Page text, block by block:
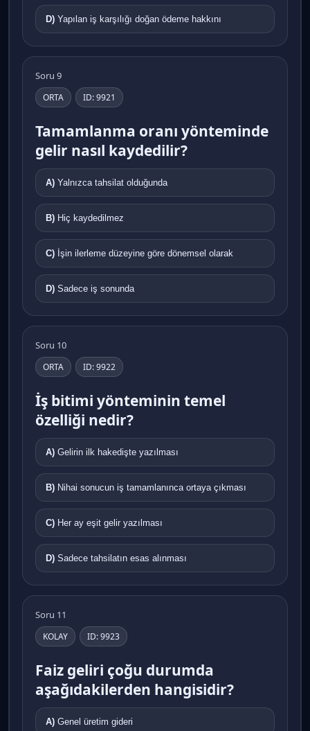
D) Yapılan iş karşılığı doğan ödeme hakkını
Soru 9
ORTA ID: 9921
Tamamlanma oranı yönteminde
gelir nasıl kaydedilir?
A) Yalnızca tahsilat olduğunda
B) Hiç kaydedilmez
C) İşin ilerleme düzeyine göre dönemsel olarak
D) Sadece iş sonunda
Soru 10
ORTA ID: 9922
İş bitimi yönteminin temel
özelliği nedir?
A) Gelirin ilk hakedişte yazılması
B) Nihai sonucun iş tamamlanınca ortaya çıkması
C) Her ay eşit gelir yazılması
D) Sadece tahsilatın esas alınması
Soru 11
KOLAY ID: 9923
Faiz geliri çoğu durumda
aşağıdakilerden hangisidir?
A) Genel üretim gideri